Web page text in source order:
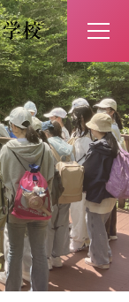
問い合わせ
ベント予約